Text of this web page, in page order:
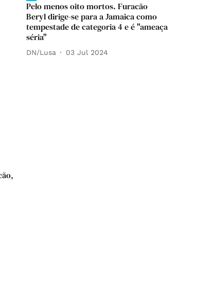
Pelo menos oito mortos. Furacão
Beryl dirige-se para a Jamaica como
tempestade de categoria 4 e é "ameaça
séria"
DN/Lusa 03 Jul 2024